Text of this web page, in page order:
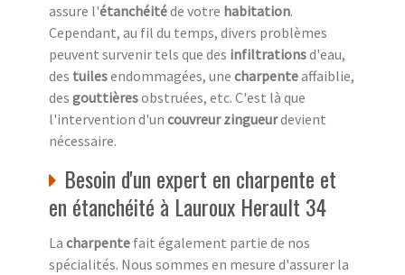
assure l'étanchéitéde votre habitation.
Cependant, au fil du temps, divers problèmes
peuvent survenir tels que des infiltrationsd'eau,
des tuilesendommagées, une charpenteaffaiblie,
des gouttièresobstruées, etc. C'est là que
l'intervention d'un couvreur zingueurdevient
nécessaire.
Besoin d'un expert en charpente et
en étanchéité à Lauroux Herault 34
La charpente fait également partie de nos
spécialités. Nous sommes en mesure d'assurer la